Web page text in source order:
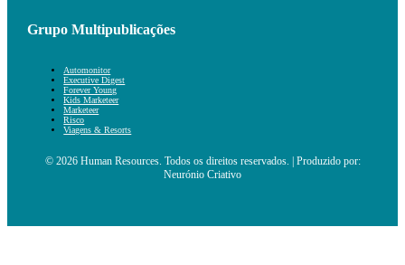
Grupo Multipublicações
Automonitor
Executive Digest
Forever Young
Kids Marketeer
Marketeer
Risco
Viagens & Resorts
© 2026 Human Resources. Todos os direitos reservados. | Produzido por:
Neurónio Criativo